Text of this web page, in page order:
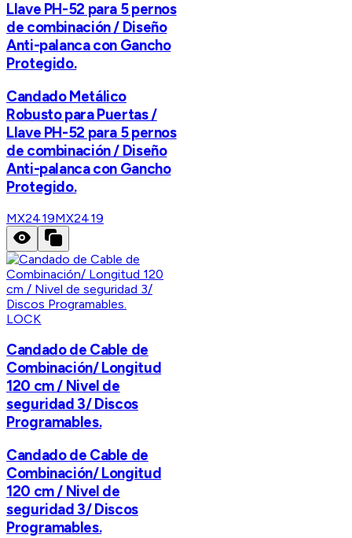
Llave PH-52 para 5 pernos
de combinación / Diseño
Anti-palanca con Gancho
Protegido.
Candado Metálico
Robusto para Puertas /
Llave PH-52 para 5 pernos
de combinación / Diseño
Anti-palanca con Gancho
Protegido.
MX2419MX2419
LOCK
Candado de Cable de
Combinación/ Longitud
120 cm / Nivel de
seguridad 3/ Discos
Programables.
Candado de Cable de
Combinación/ Longitud
120 cm / Nivel de
seguridad 3/ Discos
Programables.